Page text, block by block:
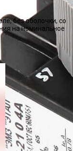
без оболочки, со
на номинальное